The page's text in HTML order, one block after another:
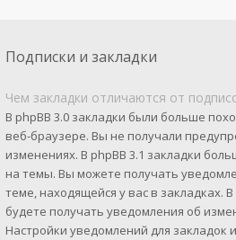
Подписки и закладки
Чем закладки отличаются от
В phpBB 3.0 закладки были больше
веб-браузере. Вы не получали
изменениях. В phpBB 3.1 закладки
на темы. Вы можете получать
теме, находящейся у вас в закладках.
будете получать уведомления об
Настройки уведомлений для закладок